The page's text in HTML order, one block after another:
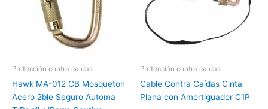
Protección contra caídas
Hawk MA-012 CB Mosqueton
Acero 2ble Seguro Automa
Protección contra caídas
Cable Contra Caídas Cinta
Plana con Amortiguador C1P